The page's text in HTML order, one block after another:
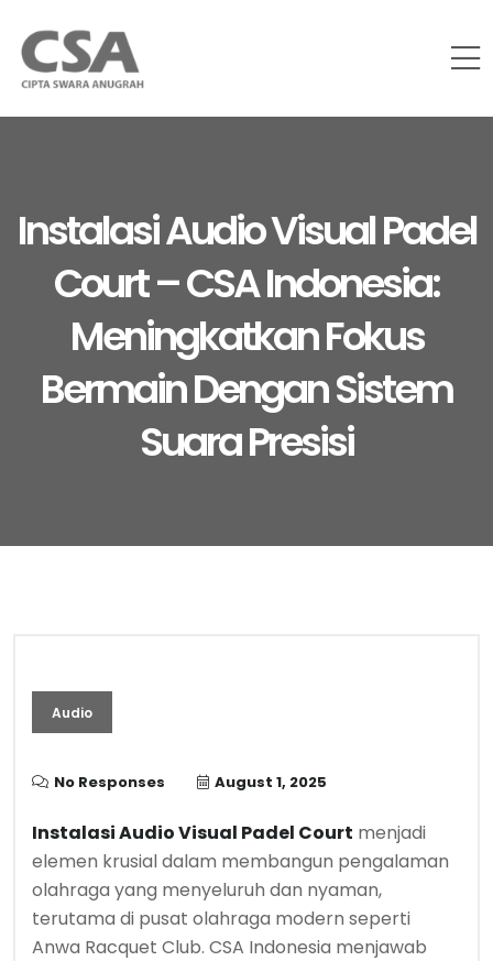
Instalasi Audio Visual Padel
Court – CSA Indonesia:
Meningkatkan Fokus
Bermain Dengan Sistem
Suara Presisi
Audio
No Responses August 1, 2025
Instalasi Audio Visual Padel Court menjadi
elemen krusial dalam membangun pengalaman
olahraga yang menyeluruh dan nyaman,
terutama di pusat olahraga modern seperti
Anwa Racquet Club. CSA Indonesia menjawab